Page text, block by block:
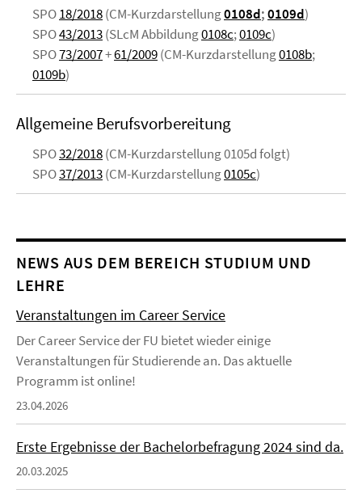
SPO18/2018(CM-Kurzdarstellung0108d;0109d)
SPO43/2013(SLcM Abbildung0108c;0109c)
SPO73/2007+61/2009(CM-Kurzdarstellung0108b;
0109b)
Allgemeine Berufsvorbereitung
SPO32/2018(CM-Kurzdarstellung 0105d folgt)
SPO37/2013(CM-Kurzdarstellung0105c)
NEWS AUS DEM BEREICH STUDIUM UND
LEHRE
Veranstaltungen im Career Service
Der Career Service der FU bietet wieder einige
Veranstaltungen für Studierende an. Das aktuelle
Programm ist online!
23.04.2026
Erste Ergebnisse der Bachelorbefragung 2024 sind da.
20.03.2025